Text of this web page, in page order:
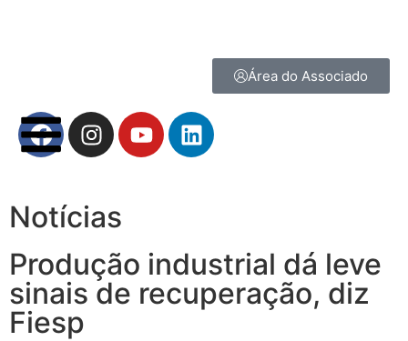
Área do Associado
Notícias
Produção industrial dá leve
sinais de recuperação, diz
Fiesp